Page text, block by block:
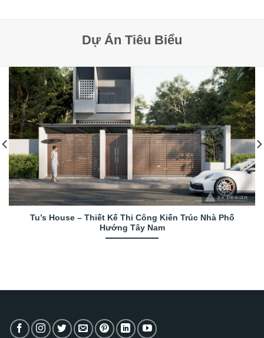
Dự Án Tiêu Biểu
Tu’s House – Thiết Kế Thi Công Kiến Trúc Nhà Phố
Hướng Tây Nam